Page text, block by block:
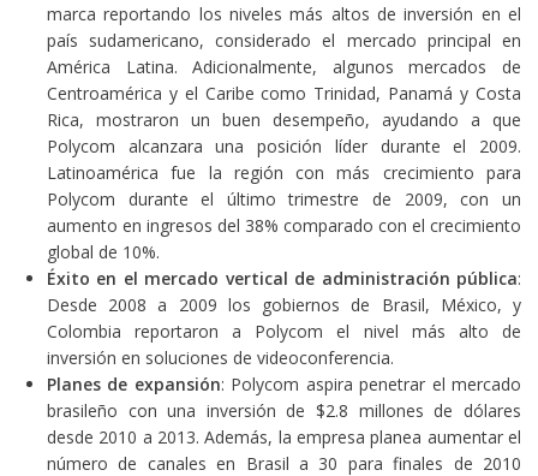
marca reportando los niveles más altos de inversión en el
país sudamericano, considerado el mercado principal en
América Latina. Adicionalmente, algunos mercados de
Centroamérica y el Caribe como Trinidad, Panamá y Costa
Rica, mostraron un buen desempeño, ayudando a que
Polycom alcanzara una posición líder durante el 2009.
Latinoamérica fue la región con más crecimiento para
Polycom durante el último trimestre de 2009, con un
aumento en ingresos del 38% comparado con el crecimiento
global de 10%.
Éxito en el mercado vertical de administración pública:
Desde 2008 a 2009 los gobiernos de Brasil, México, y
Colombia reportaron a Polycom el nivel más alto de
inversión en soluciones de videoconferencia.
Planes de expansión: Polycom aspira penetrar el mercado
brasileño con una inversión de $2.8 millones de dólares
desde 2010 a 2013. Además, la empresa planea aumentar el
número de canales en Brasil a 30 para finales de 2010